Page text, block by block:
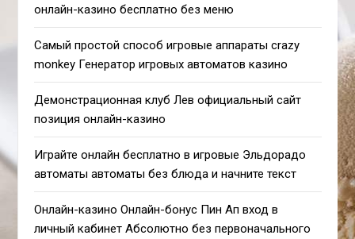
онлайн-казино бесплатно без меню
Самый простой способ игровые аппараты crazy
monkey Генератор игровых автоматов казино
Демонстрационная клуб Лев официальный сайт
позиция онлайн-казино
Играйте онлайн бесплатно в игровые Эльдорадо
автоматы автоматы без блюда и начните текст
Онлайн-казино Онлайн-бонус Пин Ап вход в
личный кабинет Абсолютно без первоначального